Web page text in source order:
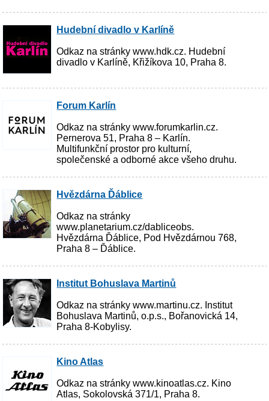
Hudební divadlo v Karlíně
Odkaz na stránky www.hdk.cz. Hudební
divadlo v Karlíně, Křižíkova 10, Praha 8.
Forum Karlín
Odkaz na stránky www.forumkarlin.cz.
Pernerova 51, Praha 8 – Karlín.
Multifunkční prostor pro kulturní,
společenské a odborné akce všeho druhu.
Hvězdárna Ďáblice
Odkaz na stránky
www.planetarium.cz/dabliceobs.
Hvězdárna Ďáblice, Pod Hvězdárnou 768,
Praha 8 – Ďáblice.
Institut Bohuslava Martinů
Odkaz na stránky www.martinu.cz. Institut
Bohuslava Martinů, o.p.s., Bořanovická 14,
Praha 8-Kobylisy.
Kino Atlas
Odkaz na stránky www.kinoatlas.cz. Kino
Atlas, Sokolovská 371/1, Praha 8.